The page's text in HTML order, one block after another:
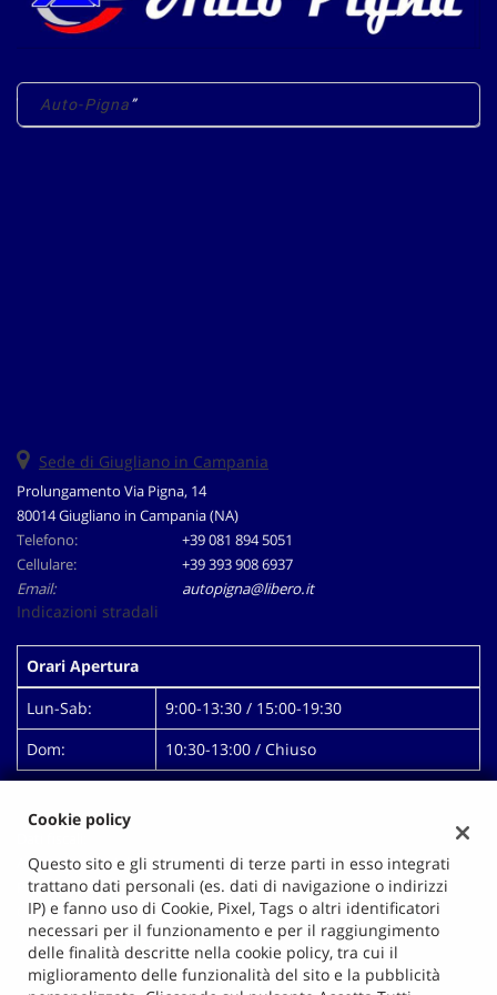
• Regolazione elettrica sedili • Ruota di riserva • Sedile posteriore
sdoppiato • Sensori di parcheggio posteriori • Servosterzo •
Volante multifunzione
Auto-Pigna
Sede di Giugliano in Campania
Prolungamento Via Pigna, 14
80014 Giugliano in Campania (NA)
Telefono:
+39 081 894 5051
Cellulare:
+39 393 908 6937
Email:
autopigna@libero.it
Indicazioni stradali
Orari Apertura
Lun-Sab:
9:00-13:30 / 15:00-19:30
Dom:
10:30-13:00 / Chiuso
Autopigna Di Mallardo Antonio
Prolungamento Via Pigna, 14, Giugliano in Campania (NA)
C.F/P.IVA:00628991218
Registro delle imprese:NA
Cookie policy
Questo sito e gli strumenti di terze parti in esso integrati
trattano dati personali (es. dati di navigazione o indirizzi
IP) e fanno uso di Cookie, Pixel, Tags o altri identificatori
necessari per il funzionamento e per il raggiungimento
delle finalità descritte nella cookie policy, tra cui il
miglioramento delle funzionalità del sito e la pubblicità